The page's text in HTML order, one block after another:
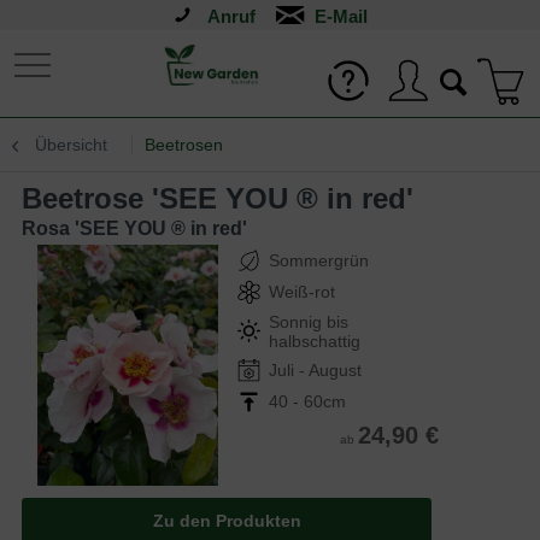
Anruf
Übersicht Beetrosen
Beetrose 'SEE YOU ® in red'
Rosa 'SEE YOU ® in red'
Sommergrün
Weiß-rot
Sonnig bis
halbschattig
Juli - August
40 - 60cm
ab 24,90 €
Zu den Produkten